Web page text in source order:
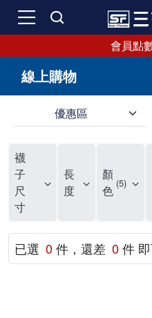
會員點
線上購物
優惠區
在尋找CP值高的好襪嗎？千萬不要錯過三花優質襪！擁有50多年的品質保證。三花提供防磨舒適襪子，專為運動、休閒和工作設計。各種款式應有盡有，現在好襪8雙500元起三花嚴選新鮮優質棉製襪，經過七道製襪工序，展現出吸汗透氣、彈性好、伸縮性佳、耐穿耐磨等優異特性。三花襪子曾榮獲國家玉山獎，品質無需擔心，絕對是您值得擁有的好襪。
不再為襪子煩惱！三花提供全家人所需的優質襪子。保持足部乾爽舒適，告別濕黏悶熱，享受透氣舒爽。各種款式滿足您每日穿搭需求，高品質製造，符合您對襪子的高標準。
三花襪子嚴選優質棉料，吸汗透氣，符合人體工學，不易滑動，是日常必備。50年專業改良，穿上即可感受精湛工藝，舒適時尚兼備，三花襪子是最好的選擇。無論流行設計或經典款式，三花襪子都能滿足需求，讓你每天享受絕佳穿著感受。
我是個超級襪控。大多數女生可能需要很多鞋子，但我更偏愛襪子。鞋襪本一家，但我覺得一雙好看的襪子會蓋過鞋子的風采，大家的焦點還是會落在襪子上。而且襪子比鞋子便宜很多，一雙鞋1000元，誇張一點可以買20雙襪子，滿足蒐集癖好也不會心疼。 我的襪子非常多，衣櫃裡有兩個大抽屜專門放襪子，還有內部分隔。因為襪子的種類很多，有長、短、中筒、隱形、傳統、五指等，身為資深襪控，真的需要好好將這些襪子分門別類。 要把襪子穿得好，其實不簡單，比穿對鞋子難多了。襪子有時是主角，有時是配角，更多時候甚至不是個咖。現在流行穿到小腿肚的襪子，但小腿肌肉過於發達的人穿這種襪子會顯得小腿粗。襪子對整體穿衣的氣質影響很大，長得仙氣的女生適合穿純色系的襪子，因為她們的臉已經夠吸睛了。如果穿搭比較素，長得沒那麼仙的話，可以搭配色彩及圖案浮誇的襪子，把重點放在襪子上。 隱形襪剛流行時大家一窩蜂穿，這幾年各式圖案的襪子又強勢回歸，這種襪子很美但穿搭難度高。這種襪子適合大多數人，穿短裙、短褲時，搭配衣服的重點色系露出來的襪子，會讓整體多一點層次感。小腿細的人穿及膝裙搭配這種襪子也很適合，小腿粗的則在露大腿時穿這種襪子，能轉移視覺焦點。 除了用長度分類襪子外，我還會用場合來分。會露出來穿的襪子與不會外露的襪子。會外露的襪子基本上不是全素就是有特殊圖案的，很值得大家瞧瞧。不會外露的襪子就是那種耐穿耐磨的，只需要堅韌不易破，外觀不要太醜就好。還有一種襪子是專門買來磨鞋子穿的，有些新鞋很磨腳，不穿襪肯定會流血，所以我會故意買厚又紮實的襪子來搭配新鞋穿，馴鞋的概念。 我媽常笑我說我的襪子可以襪襪相連到天邊，如果把我的襪子全部串起來，應該可以跟101一樣高。有些襪子很美，捨不得穿，因為穿過、洗過一定會變鬆變薄，有時會破，真的捨不得。但一直把襪子收藏在衣櫃不穿也很可惜，所以我還是會穿，但一定會留下穿這襪子的照片，當作紀念。 襪子是消耗品，正常來說1~1.5年就應該更換，因為襪子會吸收很多腳汗，雖然每次穿完都會清洗，但無法完全阻止細菌滋生。能穿上這麼久的襪子也算很耐穿了。因為我腳型的關係，大拇指比較長，加上喜歡走路，襪子磨損比較多，所以一般襪子能完好無缺穿上6-8個月已經很厲害了。 不知道大家有沒有發現，明明一起丟進洗衣機的襪子，常常會消失一隻，只剩一隻襪子，到處找都找不到。以前會生氣把僅剩的一隻襪子丟了，但現在覺得太浪費，所以會大膽穿上兩隻不同的襪子，一隻腳一種襪子，兩隻腳不一樣的襪子。反正不會拖鞋子，不一樣的襪子應該也不會怎樣，就算真的脫鞋了，好像也不太會有人注意到。 最後提醒大家，買襪子要注重品質與舒適。一雙襪子有幾千元的也有10元的，圖案好不好看看個人品味，但足部要承受全身重量，穿著襪子的時間又長，買雙好襪子保護雙足真的不能小氣。有時圖案很美的襪子因為有大片印刷在襪身，襪子變很硬，長時間摩擦皮膚不好，這樣的襪子就算了吧。不要因為襪子便宜就委屈了自己的腳。還是呼籲一下，多支持台灣的襪品牌，太多國外品牌的夾殺讓襪市場很競爭，能盡點力量促進台灣市場交易，也是不錯的。
襪
子
尺
寸
長
度
顏
色 5
已選 0件，還差 0件